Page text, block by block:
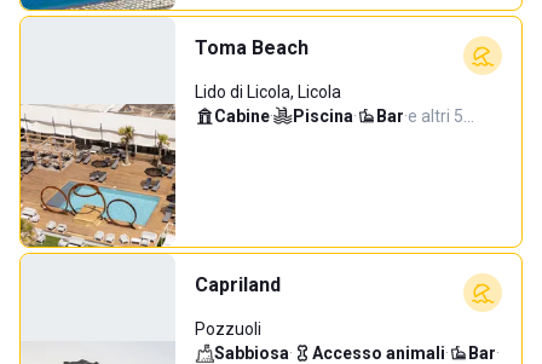
Toma Beach
Lido di Licola, Licola
Cabine· Piscina· Bar·e altri 5…
Capriland
Pozzuoli
Sabbiosa· Accesso animali· Bar·